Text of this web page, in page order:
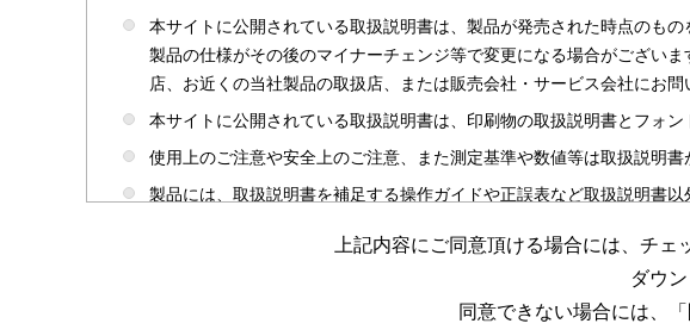
本サイトに公開されている取扱説明書は、製品が発売された時点のも
製品の仕様がその後のマイナーチェンジ等で変更になる場合がござい
店、お近くの当社製品の取扱店、または販売会社・サービス会社にお問
本サイトに公開されている取扱説明書は、印刷物の取扱説明書とフォン
使用上のご注意や安全上のご注意、また測定基準や数値等は取扱説明
製品には、取扱説明書を補足する操作ガイドや正誤表など取扱説明書
本サイトのサービスは予告なく中止または内容を変更する場合がござ
場合がありますのであらかじめご了承ください。
上記内容にご同意頂ける場合には、チ
ダウ
同意できない場合には、